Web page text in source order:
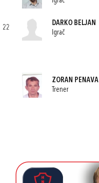
22
DARKO BELJAN
Igrač
ZORAN PENAVA
Trener